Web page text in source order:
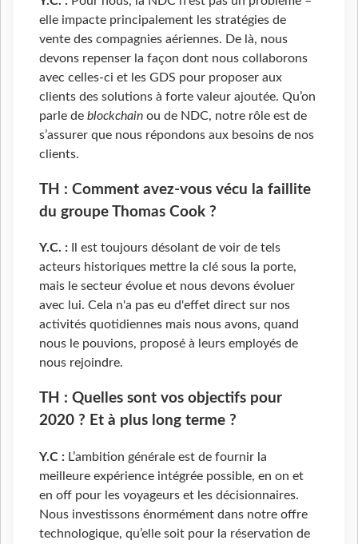
elle impacte principalement les stratégies de
vente des compagnies aériennes. De là, nous
devons repenser la façon dont nous collaborons
avec celles-ci et les GDS pour proposer aux
clients des solutions à forte valeur ajoutée. Qu’on
parle de blockchain ou de NDC, notre rôle est de
s’assurer que nous répondons aux besoins de nos
clients.
TH : Comment avez-vous vécu la faillite
du groupe Thomas Cook ?
Y.C. :
Il est toujours désolant de voir de tels
acteurs historiques mettre la clé sous la porte,
mais le secteur évolue et nous devons évoluer
avec lui. Cela n'a pas eu d'effet direct sur nos
activités quotidiennes mais nous avons, quand
nous le pouvions, proposé à leurs employés de
nous rejoindre.
TH : Quelles sont vos objectifs pour
2020 ? Et à plus long terme ?
Y.C : L’ambition générale est de fournir la
meilleure expérience intégrée possible, en on et
en off pour les voyageurs et les décisionnaires.
Nous investissons énormément dans notre offre
technologique, qu’elle soit pour la réservation de